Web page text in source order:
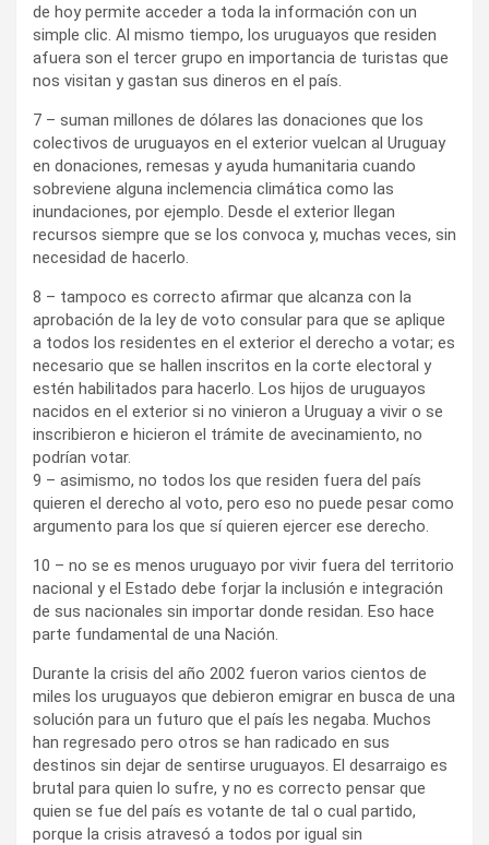
de hoy permite acceder a toda la información con un
simple clic. Al mismo tiempo, los uruguayos que residen
afuera son el tercer grupo en importancia de turistas que
nos visitan y gastan sus dineros en el país.
7 – suman millones de dólares las donaciones que los
colectivos de uruguayos en el exterior vuelcan al Uruguay
en donaciones, remesas y ayuda humanitaria cuando
sobreviene alguna inclemencia climática como las
inundaciones, por ejemplo. Desde el exterior llegan
recursos siempre que se los convoca y, muchas veces, sin
necesidad de hacerlo.
8 – tampoco es correcto afirmar que alcanza con la
aprobación de la ley de voto consular para que se aplique
a todos los residentes en el exterior el derecho a votar; es
necesario que se hallen inscritos en la corte electoral y
estén habilitados para hacerlo. Los hijos de uruguayos
nacidos en el exterior si no vinieron a Uruguay a vivir o se
inscribieron e hicieron el trámite de avecinamiento, no
podrían votar.
9 – asimismo, no todos los que residen fuera del país
quieren el derecho al voto, pero eso no puede pesar como
argumento para los que sí quieren ejercer ese derecho.
10 – no se es menos uruguayo por vivir fuera del territorio
nacional y el Estado debe forjar la inclusión e integración
de sus nacionales sin importar donde residan. Eso hace
parte fundamental de una Nación.
Durante la crisis del año 2002 fueron varios cientos de
miles los uruguayos que debieron emigrar en busca de una
solución para un futuro que el país les negaba. Muchos
han regresado pero otros se han radicado en sus
destinos sin dejar de sentirse uruguayos. El desarraigo es
brutal para quien lo sufre, y no es correcto pensar que
quien se fue del país es votante de tal o cual partido,
porque la crisis atravesó a todos por igual sin